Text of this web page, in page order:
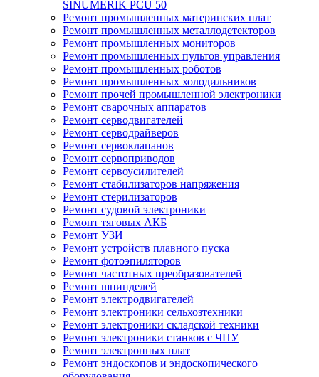
SINUMERIK PCU 50
Ремонт промышленных материнских плат
Ремонт промышленных металлодетекторов
Ремонт промышленных мониторов
Ремонт промышленных пультов управления
Ремонт промышленных роботов
Ремонт промышленных холодильников
Ремонт прочей промышленной электроники
Ремонт сварочных аппаратов
Ремонт серводвигателей
Ремонт серводрайверов
Ремонт сервоклапанов
Ремонт сервоприводов
Ремонт сервоусилителей
Ремонт стабилизаторов напряжения
Ремонт стерилизаторов
Ремонт судовой электроники
Ремонт тяговых АКБ
Ремонт УЗИ
Ремонт устройств плавного пуска
Ремонт фотоэпиляторов
Ремонт частотных преобразователей
Ремонт шпинделей
Ремонт электродвигателей
Ремонт электроники сельхозтехники
Ремонт электроники складской техники
Ремонт электроники станков с ЧПУ
Ремонт электронных плат
Ремонт эндоскопов и эндоскопического